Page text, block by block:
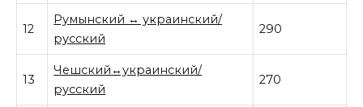
12
Румынский ↔ украинский/
русский
290
13
Чешский↔украинский/
русский
270